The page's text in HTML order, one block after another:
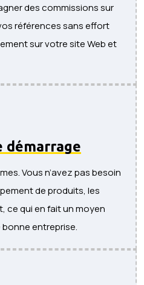
des commissions sur
références sans effort
sur votre site Web et
démarrage
Vous n’avez pas besoin
de produits, les
ce qui en fait un moyen
entreprise.